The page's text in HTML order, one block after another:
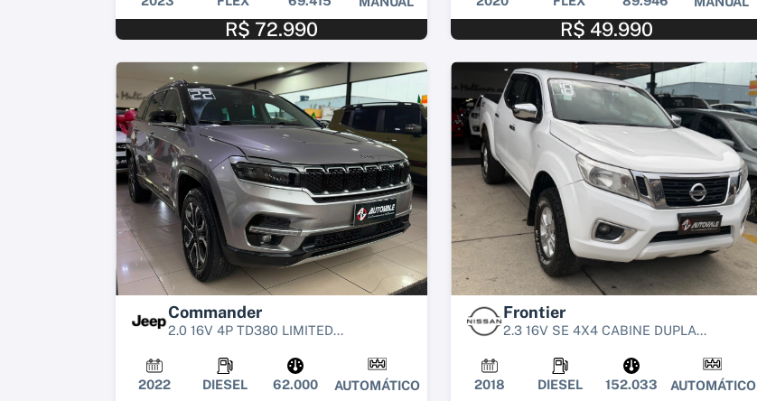
R$ 72.990 R$ 49.990
Commander
2.0 16V 4P TD380 LIMITED...
2022 DIESEL 62.000 AUTOMÁTICO
Frontier
2.3 16V SE 4X4 CABINE DUPLA...
2018 DIESEL 152.033 AUTOMÁTICO